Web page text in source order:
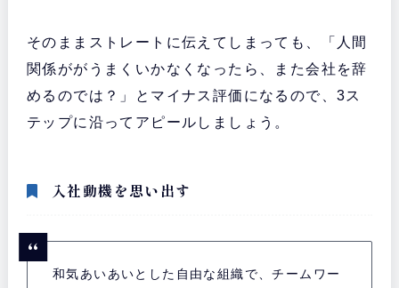
そのままストレートに伝えてしまっても、「人間
関係ががうまくいかなくなったら、また会社を辞
めるのでは？」とマイナス評価になるので、3ス
テップに沿ってアピールしましょう。
入社動機を思い出す
和気あいあいとした自由な組織で、チームワー